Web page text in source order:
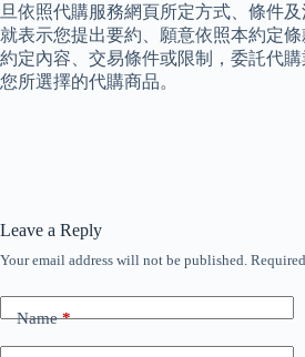
旦依照代購服務網頁所定方式、條件
就表示您提出要約、願意依照本約定
約定內容、交易條件或限制，委託代
您所選擇的代購商品。
Leave a Reply
Your email address will not be published.
Name*